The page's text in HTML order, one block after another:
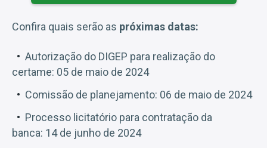
Confira quais serão as próximas datas:
Autorização do DIGEP para realização do
certame: 05 de maio de 2024
Comissão de planejamento: 06 de maio de 2024
Processo licitatório para contratação da
banca: 14 de junho de 2024